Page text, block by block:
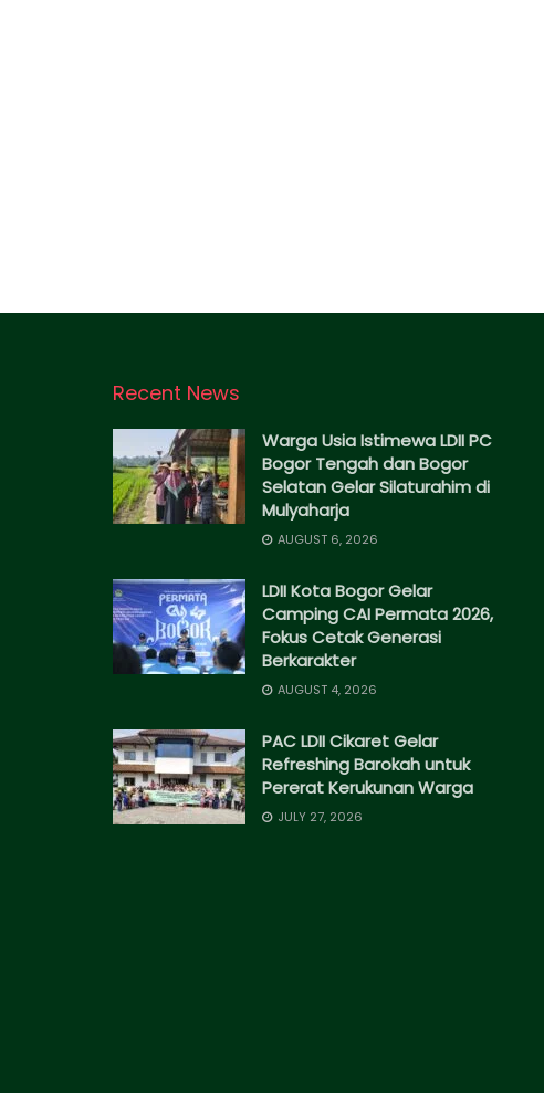
Recent News
Warga Usia Istimewa LDII PC
Bogor Tengah dan Bogor
Selatan Gelar Silaturahim di
Mulyaharja
AUGUST 6, 2026
LDII Kota Bogor Gelar
Camping CAI Permata 2026,
Fokus Cetak Generasi
Berkarakter
AUGUST 4, 2026
PAC LDII Cikaret Gelar
Refreshing Barokah untuk
Pererat Kerukunan Warga
JULY 27, 2026